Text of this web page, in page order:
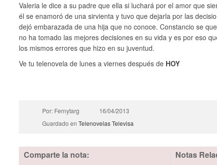
Valeria le dice a su padre que ella si luchará por el amor que
él se enamoró de una sirvienta y tuvo que dejarla por las
dejó embarazada de una hija que no conoce. Constancio se
no ha tomado las mejores decisiones en su vida y es por eso
los mismos errores que hizo en su juventud.
Ve tu telenovela de lunes a viernes después de HOY
Por: Fernytarg
16/04/2013
Guardado en TelenovelasTelevisa
Comparte la nota: Notas